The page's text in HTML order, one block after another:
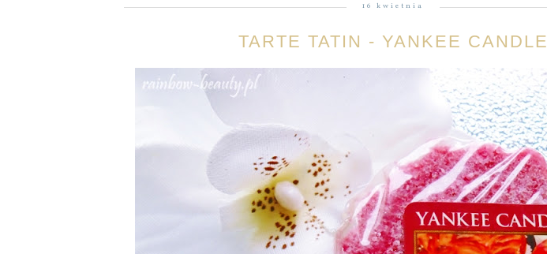
16 kwietnia
TARTE TATIN - YANKEE CANDLE